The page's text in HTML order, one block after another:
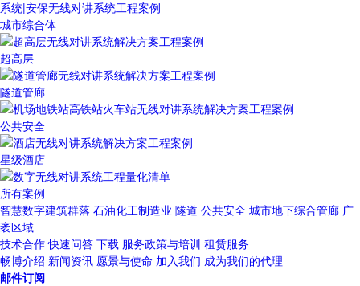
城市综合体
超高层
隧道管廊
公共安全
星级酒店
所有案例
智慧数字建筑群落 石油化工制造业 隧道 公共安全 城市地下综合管廊 广
袤区域
技术合作 快速问答 下载 服务政策与培训 租赁服务
畅博介绍 新闻资讯 愿景与使命 加入我们 成为我们的代理
邮件订阅